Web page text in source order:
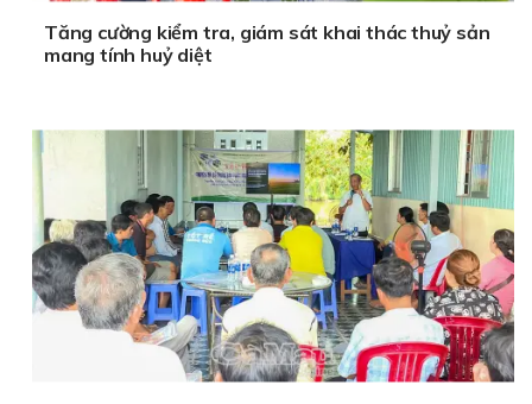
Tăng cường kiểm tra, giám sát khai thác thuỷ sản
mang tính huỷ diệt